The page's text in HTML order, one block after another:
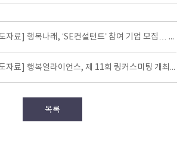
[보도자료] 행복나래, ‘SE컨설턴트’ 참여 기업 모집… 경영 자문∙맞춤형 멘토링 지원
[보도자료] 행복얼라이언스, 제 11회 링커스미팅 개최… AI 시대 CSR·ESG 인사이트
목록